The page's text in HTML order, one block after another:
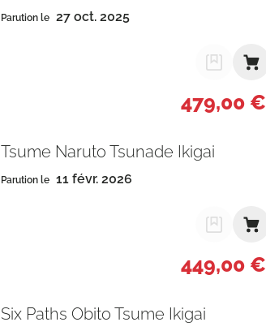
Parution le 27 oct. 2025
479,00 €
Tsume Naruto Tsunade Ikigai
Parution le 11 févr. 2026
449,00 €
Six Paths Obito Tsume Ikigai